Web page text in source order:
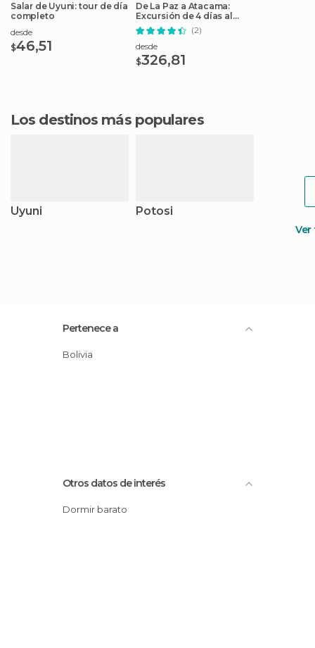
Salar de Uyuni: tour de día
completo
desde
$46,51
De La Paz a Atacama:
Excursión de 4 días al
Salar de Uyuni
(2)
desde
$326,81
Los destinos más populares
Uyuni Potosi
Pertenece a
Bolivia
Otros datos de interés
Dormir barato